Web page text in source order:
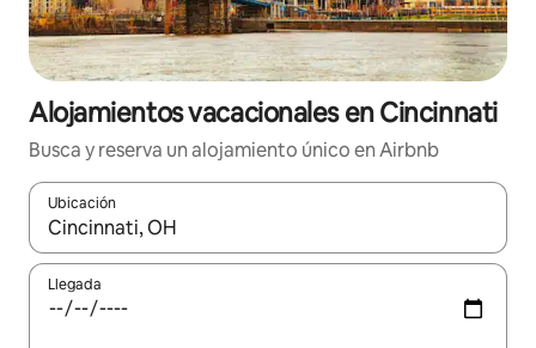
Alojamientos vacacionales en Cincinnati
Busca y reserva un alojamiento único en Airbnb
Ubicación
Cuando los resultados estén disponibles, podrás navegar
Llegada